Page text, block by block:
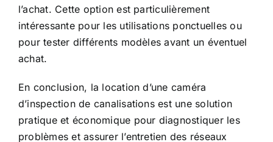
l’achat. Cette option est particulièrement
intéressante pour les utilisations ponctuelles ou
pour tester différents modèles avant un éventuel
achat.
En conclusion, la location d’une caméra
d’inspection de canalisationsest une solution
pratique et économique pour diagnostiquer les
problèmes et assurer l’entretien des réseaux